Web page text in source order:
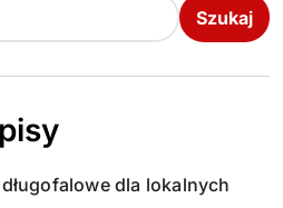
Szukaj
dla lokalnych